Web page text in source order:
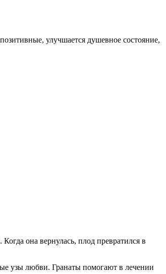
улучшается душевное состояние,
она вернулась, плод превратился в
узы любви. Гранаты помогают в лечении